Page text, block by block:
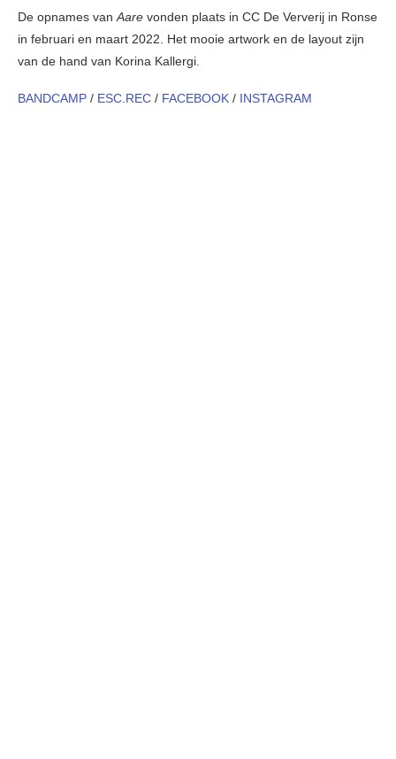
De opnames vanAare vonden plaats in CC De Ververij in Ronse
in februari en maart 2022. Het mooie artwork en de layout zijn
van de hand van Korina Kallergi.
BANDCAMP / ESC.REC / FACEBOOK / INSTAGRAM